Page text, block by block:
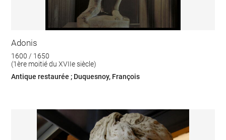
Adonis
1600 / 1650
(1ère moitié du XVIIe siècle)
Antique restaurée ; Duquesnoy, François